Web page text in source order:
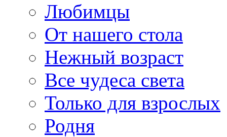
Любимцы
От нашего стола
Нежный возраст
Все чудеса света
Только для взрослых
Родня